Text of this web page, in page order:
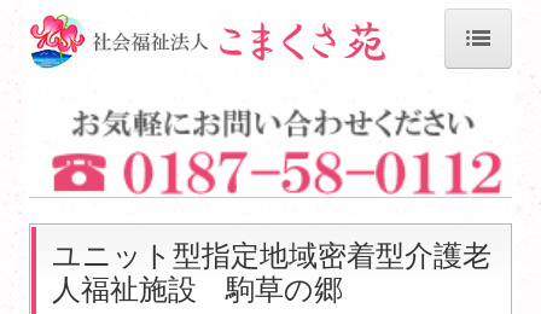
介護老人保健施設 田沢の郷
通所・訪問リハビリテーション
料金案内
ユニット型指定地域密着型介護老
人福祉施設 駒草の郷